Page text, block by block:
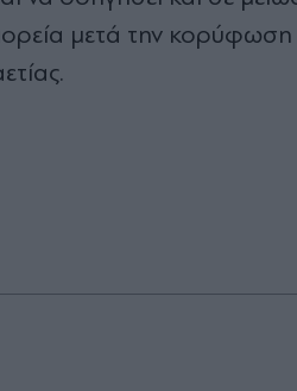
µετά την κορύφωση